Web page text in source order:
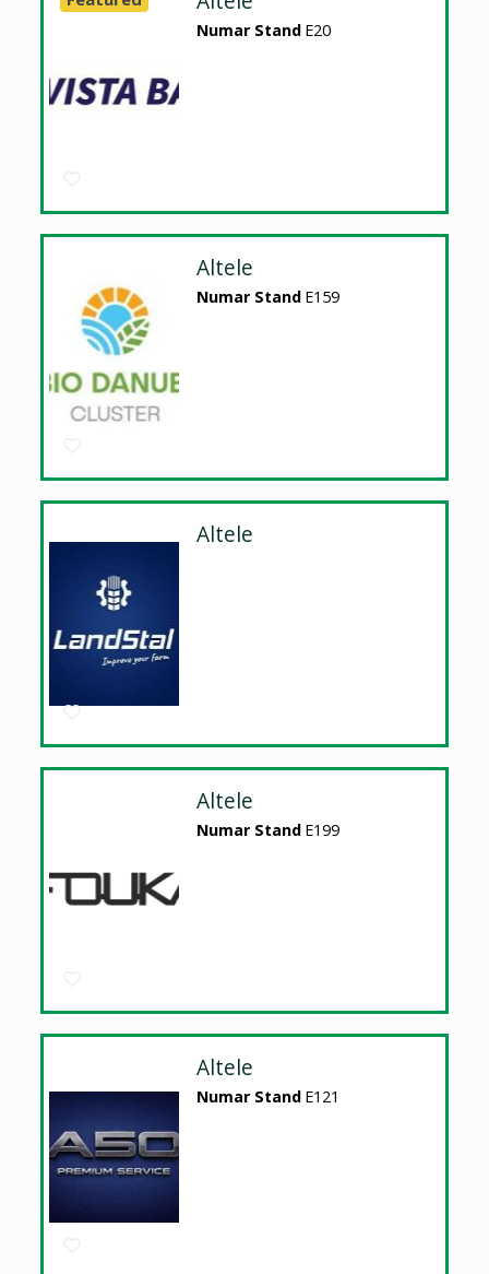
Numar Stand E20
Altele
Numar Stand E159
Altele
Altele
Numar Stand E199
Altele
Numar Stand E121